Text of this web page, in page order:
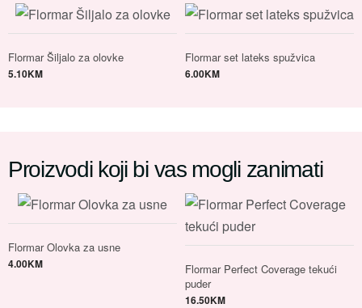
Flormar Šiljalo za olovke
5.10KM
Flormar set lateks spužvica
6.00KM
Proizvodi koji bi vas mogli zanimati
Flormar Olovka za usne
4.00KM
Flormar Perfect Coverage tekući
puder
16.50KM